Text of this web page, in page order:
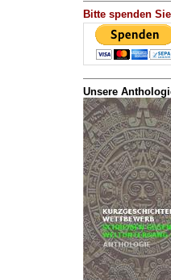
Bitte spenden
Unsere